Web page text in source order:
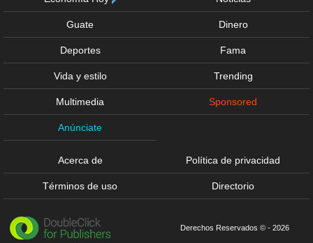
Guate Dinero
Deportes Fama
Vida y estilo Trending
Multimedia Sponsored
Anúnciate
Acerca de Política de privacidad
Términos de uso Directorio
Derechos Reservados © - 2026